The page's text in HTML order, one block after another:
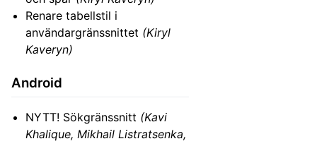
Renare tabellstil i
användargränssnittet (Kiryl
Kaveryn)
Android
NYTT! Sökgränssnitt (Kavi
Khalique, Mikhail Listratsenka,